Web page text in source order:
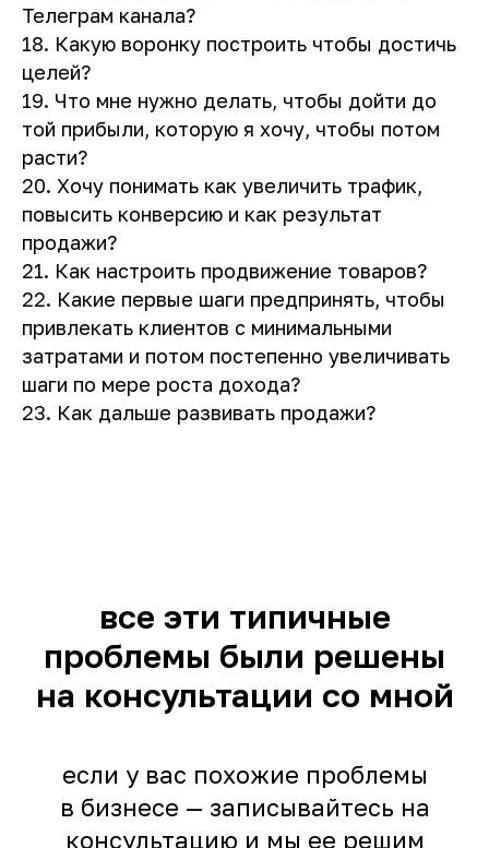
Телеграм канала?
18. Какую воронку построить чтобы достичь
целей?
19. Что мне нужно делать, чтобы дойти до
той прибыли, которую я хочу, чтобы потом
расти?
20. Хочу понимать как увеличить трафик,
повысить конверсию и как результат
продажи?
21. Как настроить продвижение товаров?
22. Какие первые шаги предпринять, чтобы
привлекать клиентов с минимальными
затратами и потом постепенно увеличивать
шаги по мере роста дохода?
23. Как дальше развивать продажи?
все эти типичные
проблемы были решены
на консультации со мной
если у вас похожие проблемы
в бизнесе — записывайтесь на
консультацию и мы ее решим